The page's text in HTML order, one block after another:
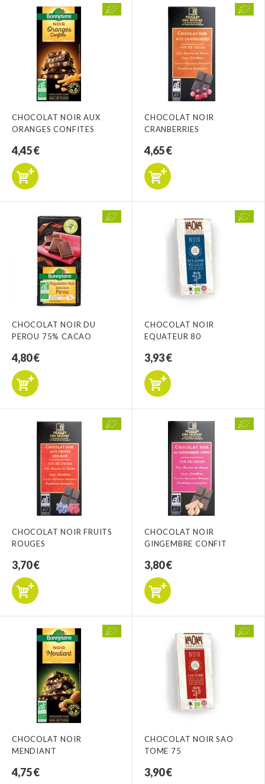
CHOCOLAT NOIR AUX
ORANGES CONFITES
4,45 €
CHOCOLAT NOIR
CRANBERRIES
4,65 €
CHOCOLAT NOIR DU
PEROU 75% CACAO
4,80 €
CHOCOLAT NOIR
EQUATEUR 80
3,93 €
CHOCOLAT NOIR FRUITS
ROUGES
3,70 €
CHOCOLAT NOIR
GINGEMBRE CONFIT
3,80 €
CHOCOLAT NOIR
MENDIANT
4,75 €
CHOCOLAT NOIR SAO
TOME 75
3,90 €